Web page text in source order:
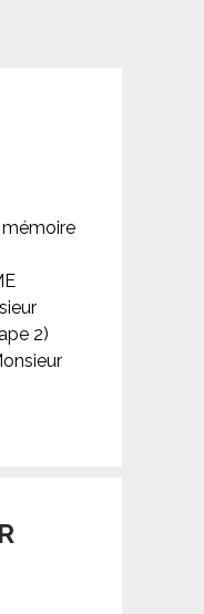
mémoire
2)